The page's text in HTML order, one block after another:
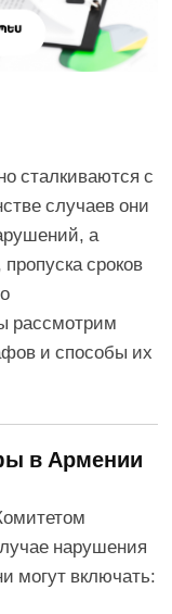
сталкиваются с
случаев они
а
сроков
рассмотрим
и способы их
в Армении
нарушения
могут включать: